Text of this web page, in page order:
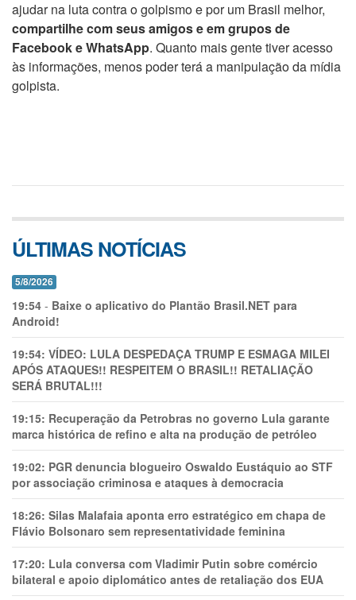
ajudar na luta contra o golpismo e por um Brasil melhor,
compartilhe com seus amigos e em grupos de
Facebook e WhatsApp. Quanto mais gente tiver acesso
às informações, menos poder terá a manipulação da mídia
golpista.
ÚLTIMAS NOTÍCIAS
5/8/2026
19:54 - Baixe o aplicativo do Plantão Brasil.NET para
Android!
19:54: VÍDEO: LULA DESPEDAÇA TRUMP E ESMAGA MILEI
APÓS ATAQUES!! RESPEITEM O BRASIL!! RETALIAÇÃO
SERÁ BRUTAL!!!
19:15: Recuperação da Petrobras no governo Lula garante
marca histórica de refino e alta na produção de petróleo
19:02: PGR denuncia blogueiro Oswaldo Eustáquio ao STF
por associação criminosa e ataques à democracia
18:26: Silas Malafaia aponta erro estratégico em chapa de
Flávio Bolsonaro sem representatividade feminina
17:20: Lula conversa com Vladimir Putin sobre comércio
bilateral e apoio diplomático antes de retaliação dos EUA